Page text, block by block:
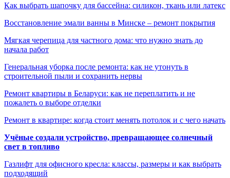
Как выбрать шапочку для бассейна: силикон, ткань или латекс
Восстановление эмали ванны в Минске – ремонт покрытия
Мягкая черепица для частного дома: что нужно знать до
начала работ
Генеральная уборка после ремонта: как не утонуть в
строительной пыли и сохранить нервы
Ремонт квартиры в Беларуси: как не переплатить и не
пожалеть о выборе отделки
Ремонт в квартире: когда стоит менять потолок и с чего начать
Учёные создали устройство, превращающее солнечный
свет в топливо
Газлифт для офисного кресла: классы, размеры и как выбрать
подходящий